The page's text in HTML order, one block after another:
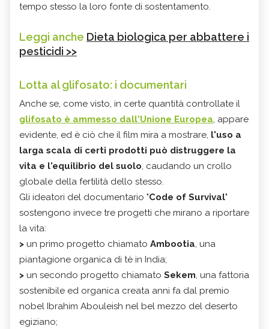
tempo stesso la loro fonte di sostentamento.
Leggi anche Dieta biologica per abbattere i
pesticidi >>
Lotta al glifosato: i documentari
Anche se, come visto, in certe quantità controllate il
glifosato è ammesso dall'Unione Europea, appare
evidente, ed è ciò che il film mira a mostrare, l'uso a
larga scala di certi prodotti può distruggere la
vita e l'equilibrio del suolo, caudando un crollo
globale della fertilità dello stesso.
Gli ideatori del documentario "Code of Survival"
sostengono invece tre progetti che mirano a riportare
la vita:
> un primo progetto chiamato Ambootia, una
piantagione organica di tè in India;
> un secondo progetto chiamato Sekem, una fattoria
sostenibile ed organica creata anni fa dal premio
nobel Ibrahim Abouleish nel bel mezzo del deserto
egiziano;